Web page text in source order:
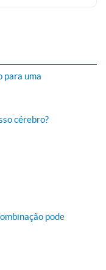
para uma
cérebro?
pode